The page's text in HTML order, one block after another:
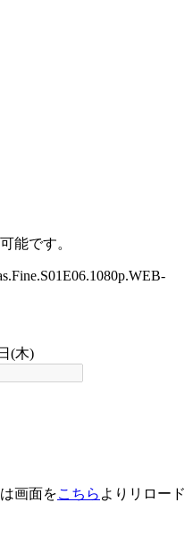
能です。
(木)
画面をこちら よりリロード